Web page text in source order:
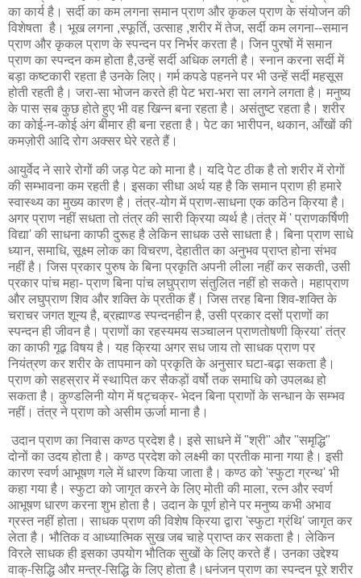
का कार्य है। सर्दी का कम लगना समान प्राण और कृकल प्राण के संयोजन की
विशेषता है। भूख लगना ,स्फूर्ति, उत्साह ,शरीर में तेज, सर्दी कम लगना--समान
प्राण और कृकल प्राण के स्पन्दन पर निर्भर करता है। जिन पुरषों में समान
प्राण का स्पन्दन कम होता है,उन्हें सर्दी अधिक लगती है। स्नान करना सर्दी में
बड़ा कष्टकारी रहता है उनके लिए। गर्म कपडे पहनने पर भी उन्हें सर्दी महसूस
होती रहती है। जरा-सा भोजन करते ही पेट भरा-भरा सा लगने लगता है। मनुष्य
के पास सब कुछ होते हुए भी वह खिन्न बना रहता है। असंतुष्ट रहता है। शरीर
का कोई-न-कोई अंग बीमार ही बना रहता है। पेट का भारीपन, थकान, आँखों की
कमज़ोरी आदि रोग अक्सर घेरे रहते हैं।
आयुर्वेद ने सारे रोगों की जड़ पेट को माना है। यदि पेट ठीक है तो शरीर में रोगों
की सम्भावना कम रहती है। इसका सीधा अर्थ यह है कि समान प्राण ही हमारे
स्वास्थ्य का मुख्य कारण है। तंत्र-योग में प्राण-साधना एक कठिन क्रिया है।
अगर प्राण नहीं सधता तो तंत्र की सारी क्रिया व्यर्थ है।तंत्र में ' प्राणकर्षिणी
विद्या' की साधना काफी दुरूह है लेकिन साधक उसे साधता है। बिना प्राण साधे
ध्यान, समाधि, सूक्ष्म लोक का विचरण, देहातीत का अनुभव प्राप्त होना संभव
नहीं है। जिस प्रकार पुरुष के बिना प्रकृति अपनी लीला नहीं कर सकती, उसी
प्रकार पांच महा- प्राण बिना पांच लघुप्राण संतुलित नहीं हो सकते। महाप्राण
और लघुप्राण शिव और शक्ति के प्रतीक हैं। जिस तरह बिना शिव-शक्ति के
चराचर जगत शून्य है, ब्रह्माण्ड स्पन्दनहीन है, उसी प्रकार दसों प्राणों का
स्पन्दन ही जीवन है। प्राणों का रहस्यमय सञ्चालन प्राणतोषणी क्रिया' तंत्र
का काफी गूढ़ विषय है। यह क्रिया अगर सध जाय तो साधक प्राण पर
नियंत्रण कर शरीर के तापमान को प्रकृति के अनुसार घटा-बढ़ा सकता है।
प्राण को सहस्रार में स्थापित कर सैकड़ों वर्षो तक समाधि को उपलब्ध हो
सकता है। कुण्डलिनी योग में षट्चक्र- भेदन बिना प्राणों के सन्धान के सम्भव
नहीं। तंत्र ने प्राण को असीम ऊर्जा माना है।
उदान प्राण का निवास कण्ठ प्रदेश है। इसे साधने में "श्री" और "समृद्धि"
दोनों का उदय होता है। कण्ठ प्रदेश को लक्ष्मी का प्रतीक माना गया है। इसी
कारण स्वर्ण आभूषण गले में धारण किया जाता है। कण्ठ को 'स्फुटा ग्रन्थ' भी
कहा गया है। स्फुटा को जागृत करने के लिए मोती की माला, रत्न और स्वर्ण
आभूषण धारण करना शुभ होता है। उदान के पूर्ण होने पर मनुष्य कभी अभाव
ग्रस्त नहीं होता। साधक प्राण की विशेष क्रिया द्वारा 'स्फुटा ग्रंथि' जागृत कर
लेता है। भौतिक व आध्यात्मिक सुख जब चाहे प्राप्त कर सकता है। लेकिन
विरले साधक ही इसका उपयोग भौतिक सुखों के लिए करते हैं। उनका उद्देश्य
वाक्-सिद्धि और मन्त्र-सिद्धि के लिए होता है।धनंजन प्राण का स्पन्दन पूरे शरीर